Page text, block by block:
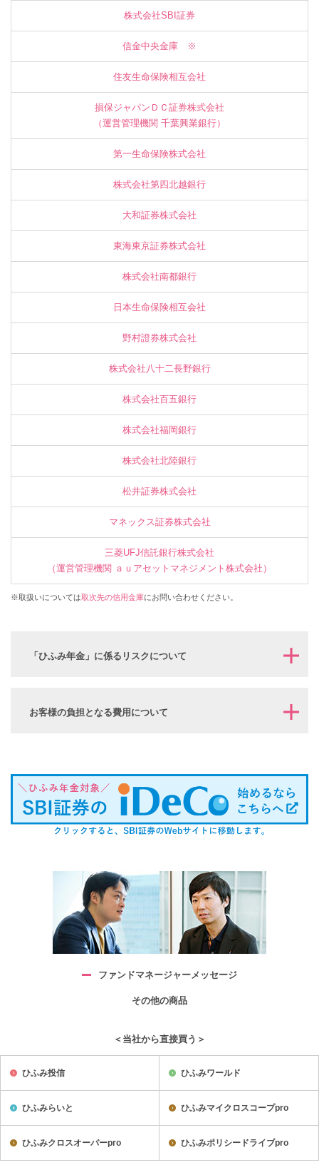
株式会社SBI証券
信金中央金庫 ※
住友生命保険相互会社
損保ジャパンＤＣ証券株式会社
（運営管理機関 千葉興業銀行）
第一生命保険株式会社
株式会社第四北越銀行
大和証券株式会社
東海東京証券株式会社
株式会社南都銀行
日本生命保険相互会社
野村證券株式会社
株式会社八十二長野銀行
株式会社百五銀行
株式会社福岡銀行
株式会社北陸銀行
松井証券株式会社
マネックス証券株式会社
三菱UFJ信託銀行株式会社
（運営管理機関 ａｕアセットマネジメント株式会社）
※取扱いについては取次先の信用金庫にお問い合わせください。
「ひふみ年金」に係るリスクについて
お客様の負担となる費用について
ファンドマネージャーメッセージ
その他の商品
＜当社から直接買う＞
ひふみ投信 ひふみワールド
ひふみらいと ひふみマイクロスコープpro
ひふみクロスオーバーpro ひふみポリシードライブpro